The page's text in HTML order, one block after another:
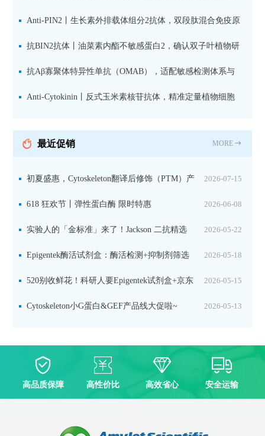
储存库
Anti-PIN2丨生长素外排载体组分2抗体，双段肽混合免疫原
设计方案
抗BIN2抗体丨油菜素内酯不敏感蛋白2，确认双子叶植物研
究数据特异性
抗Aβ寡聚体特异性单抗（OMAB），适配敏感检测体系与
活细胞实验
Anti-Cytokinin丨反式玉米素核苷抗体，精准定量植物细胞
最近促销 MORE
2026-07-15
初夏盛惠，Cytoskeleton翻译后修饰（PTM）产
品线放价啦！ 2026-06-08
618 狂欢节丨弹性蛋白酶 限时特惠
2026-05-22
实验人的「金标准」来了！Jackson 二抗精选
限时一口价，手慢无！ 2026-05-18
Epigentek酶活试剂盒：酶活检测+抑制剂筛选
双赋能，下单即赠京东卡 2026-05-15
520别收鲜花！科研人要Epigentek试剂盒+京东
卡！ 2026-05-13
Cytoskeleton小G蛋白&GEF产品线大促啦~
高品质保障 高性价比 高效省心 安全运输